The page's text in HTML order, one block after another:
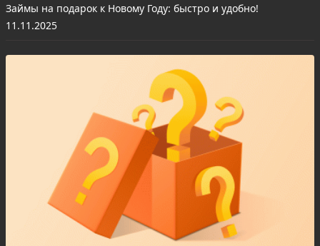
Займы на подарок к Новому Году: быстро и удобно!
11.11.2025